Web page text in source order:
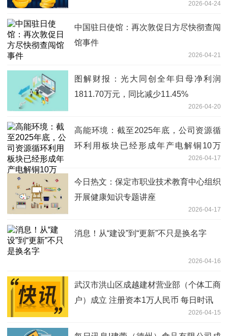
2026-04-24
中国驻日使馆：再次敦促日方尽快彻查闯
馆事件
2026-04-21
图解财报：光大同创全年归母净利润
1811.70万元，同比减少11.45%
2026-04-20
高能环境：截至2025年底，公司资源循
环利用板块已经形成年产电解铜10万
2026-04-17
今日热文：保定市职业技术教育中心组织
开展健康知识专题讲座
2026-04-17
消息！从“建设”到“更新”不只是换名字
2026-04-16
武汉市洪山区成越建材营业部（个体工商
户）成立 注册资本1万人民币 每日时讯
2026-04-15